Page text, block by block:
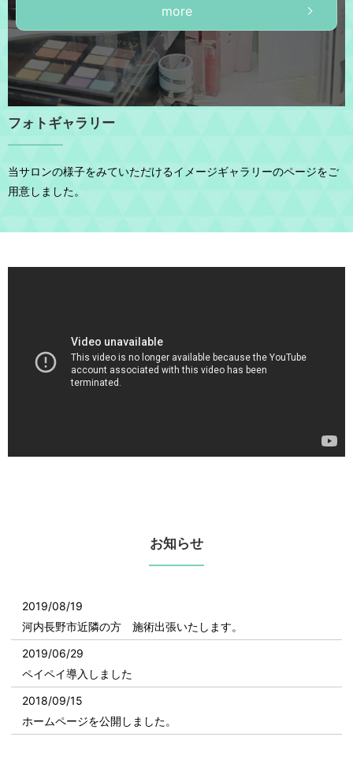
more
フォトギャラリー
当サロンの様子をみていただけるイメージギャラリーのページをご
用意しました。
お知らせ
2019/08/19
河内長野市近隣の方 施術出張いたします。
2019/06/29
ペイペイ導入しました
2018/09/15
ホームページを公開しました。